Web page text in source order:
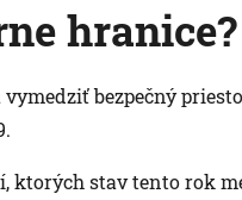
hranice?
bezpečný
ktorých stav tento rok